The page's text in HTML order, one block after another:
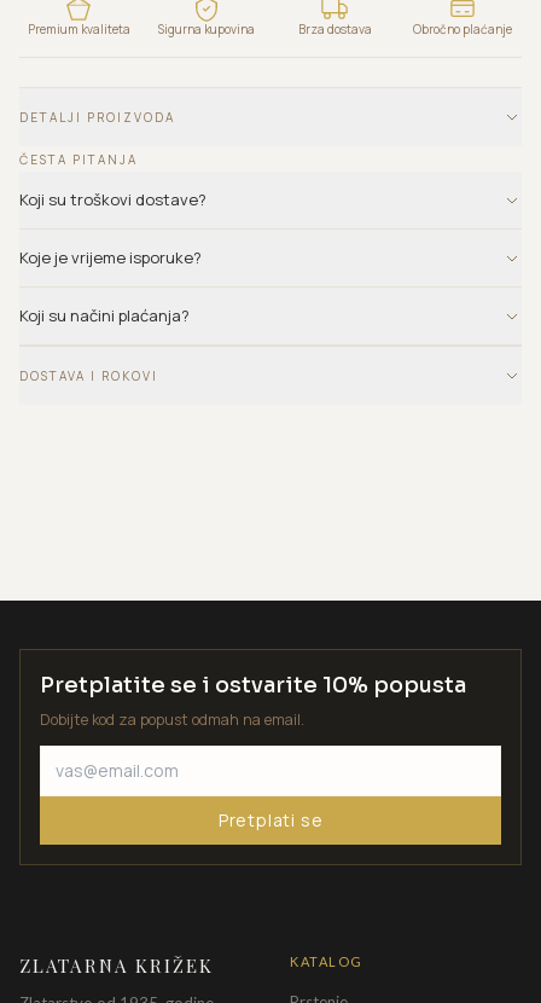
Premium kvaliteta Sigurna kupovina Brza dostava Obročno plaćanje
DETALJI PROIZVODA
ČESTA PITANJA
Koji su troškovi dostave?
Koje je vrijeme isporuke?
Koji su načini plaćanja?
DOSTAVA I ROKOVI
Pretplatite se i ostvarite 10% popusta
Dobijte kod za popust odmah na email.
Pretplati se
ZLATARNA KRIŽEK KATALOG